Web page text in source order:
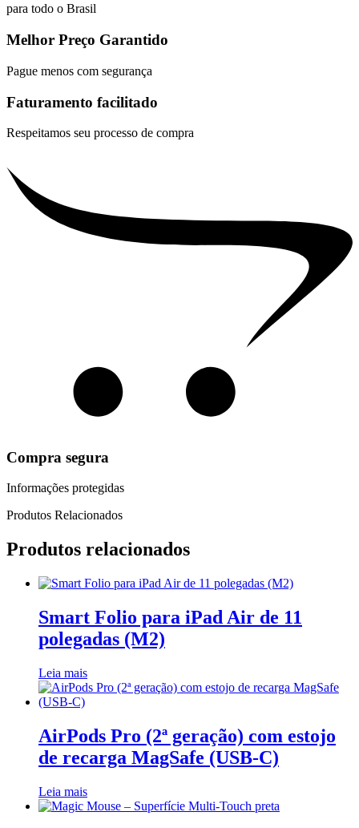
para todo o Brasil
Melhor Preço Garantido
Pague menos com segurança
Faturamento facilitado
Respeitamos seu processo de compra
Compra segura
Informações protegidas
Produtos Relacionados
Produtos relacionados
Smart Folio para iPad Air de 11
polegadas (M2)
Leia mais
AirPods Pro (2ª geração) com estojo
de recarga MagSafe (USB‑C)
Leia mais